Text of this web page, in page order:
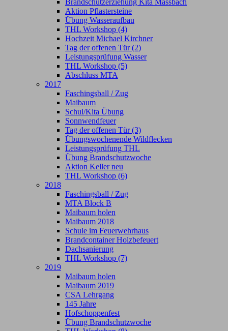
Aktion Pflastersteine
Übung Wasseraufbau
THL Workshop (4)
Hochzeit Michael Kirchner
Tag der offenen Tür (2)
Leistungsprüfung Wasser
THL Workshop (5)
Abschluss MTA
2017
Faschingsball / Zug
Maibaum
Schul/Kita Übung
Sonnwendfeuer
Tag der offenen Tür (3)
Übungswochenende Wildflecken
Leistungsprüfung THL
Übung Brandschutzwoche
Aktion Keller neu
THL Workshop (6)
2018
Faschingsball / Zug
MTA Block B
Maibaum holen
Maibaum 2018
Schule im Feuerwehrhaus
Brandcontainer Holzbefeuert
Dachsanierung
THL Workshop (7)
2019
Maibaum holen
Maibaum 2019
CSA Lehrgang
145 Jahre
Hofschoppenfest
Übung Brandschutzwoche